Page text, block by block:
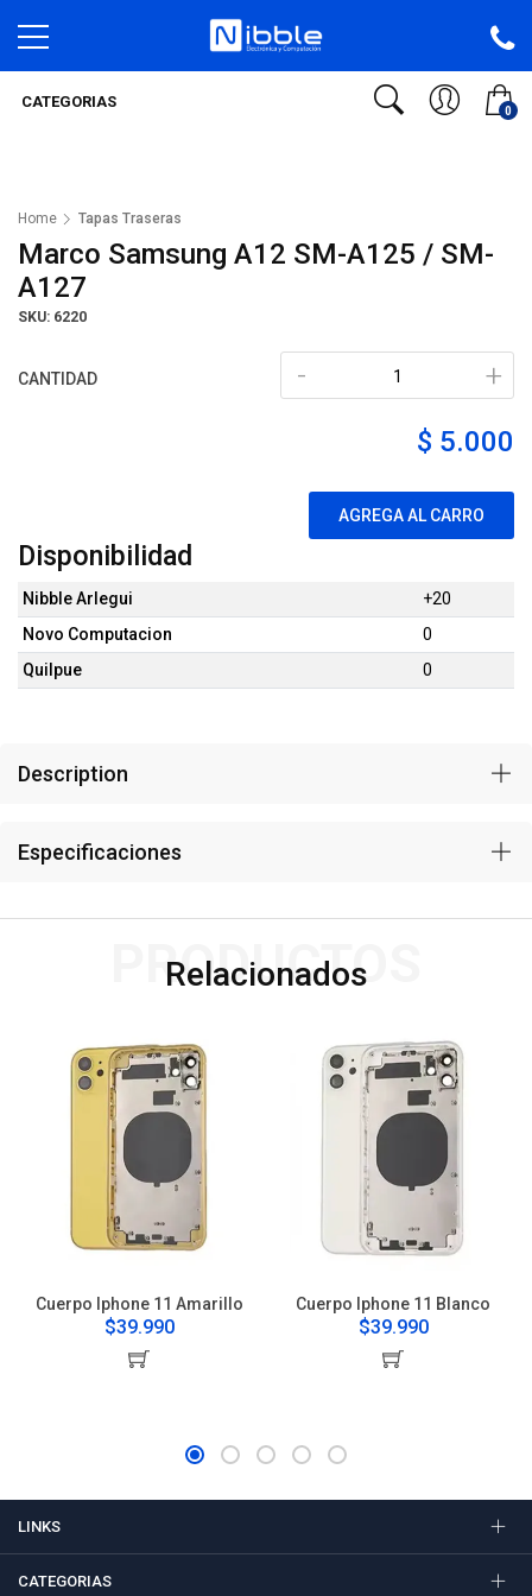
0
CATEGORIAS
Home Tapas Traseras
Marco Samsung A12 SM-A125 / SM-
A127
SKU: 6220
CANTIDAD +
-
$ 5.000
AGREGA AL CARRO
Disponibilidad
Nibble Arlegui
+20
Novo Computacion
0
Quilpue
0
Description
Especificaciones
Relacionados
PRODUCTOS
Cuerpo Iphone 11 Amarillo
$39.990
Cuerpo Iphone 11 Blanco
$39.990
LINKS
CATEGORIAS